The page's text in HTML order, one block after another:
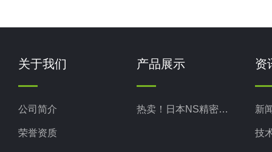
关于我们
公司简介
荣誉资质
产品展示
热卖！日本NS精密科学
资
新
技